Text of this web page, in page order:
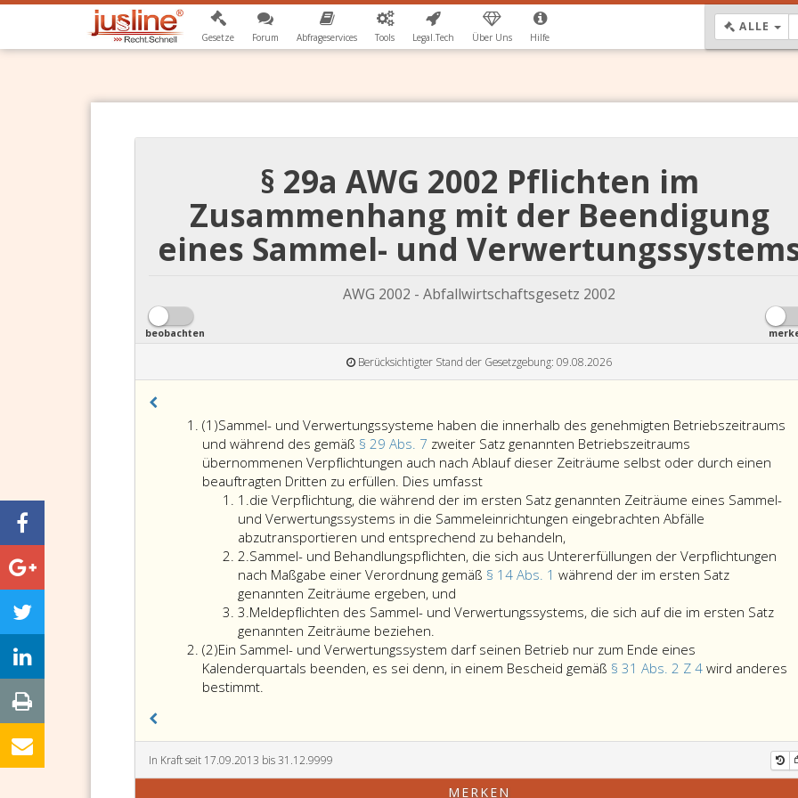
Gesetze Forum Abfrageservices Tools Legal.Tech Über Uns Hilfe
ALLE
§ 29a AWG 2002 Pflichten im
Zusammenhang mit der Beendigung
eines Sammel- und
AWG 2002 - Abfallwirtschaftsgesetz 2002
beobachten
Berücksichtigter Stand der Gesetzgebung: 09.08.2026
(1)Absatz
eins
Sammel- und Verwertungssysteme haben die innerhalb des genehmigten Betriebszeitraums
und während des gemäß § 29 Abs. 7 zweiter Satz genannten Betriebszeitraums
übernommenen Verpflichtungen auch nach Ablauf dieser Zeiträume selbst oder durch einen
beauftragten Dritten zu erfüllen. Dies umfasstSammel-
und
Verwertungssysteme
haben
die
innerhalb
genehmigten
und
während
29,
7,
1.Ziffer
eins
die Verpflichtung, die während der im ersten Satz genannten Zeiträume eines Sammel-
und Verwertungssystems in die Sammeleinrichtungen eingebrachten Abfälle
abzutransportieren und entsprechend zu behandeln,
2.Ziffer
2
Sammel- und Behandlungspflichten, die sich aus Untererfüllungen der Verpflichtungen
nach Maßgabe einer Verordnung gemäß § 14 Abs. 1 während der im ersten Satz
genannten Zeiträume ergeben, und
und
die
sich
Verpflichtungen
Maßgabe
3.Ziffer
3
Meldepflichten des Sammel- und Verwertungssystems, die sich auf die im ersten Satz
genannten Zeiträume beziehen.
(2)Absatz
2
Ein Sammel- und Verwertungssystem darf seinen Betrieb nur zum Ende eines
Kalenderquartals beenden, es sei denn, in einem Bescheid gemäß § 31 Abs. 2 Z 4 wird anderes
bestimmt.
Verwertungssystem
darf
seinen
In Kraft seit 17.09.2013 bis 31.12.9999
MERKEN